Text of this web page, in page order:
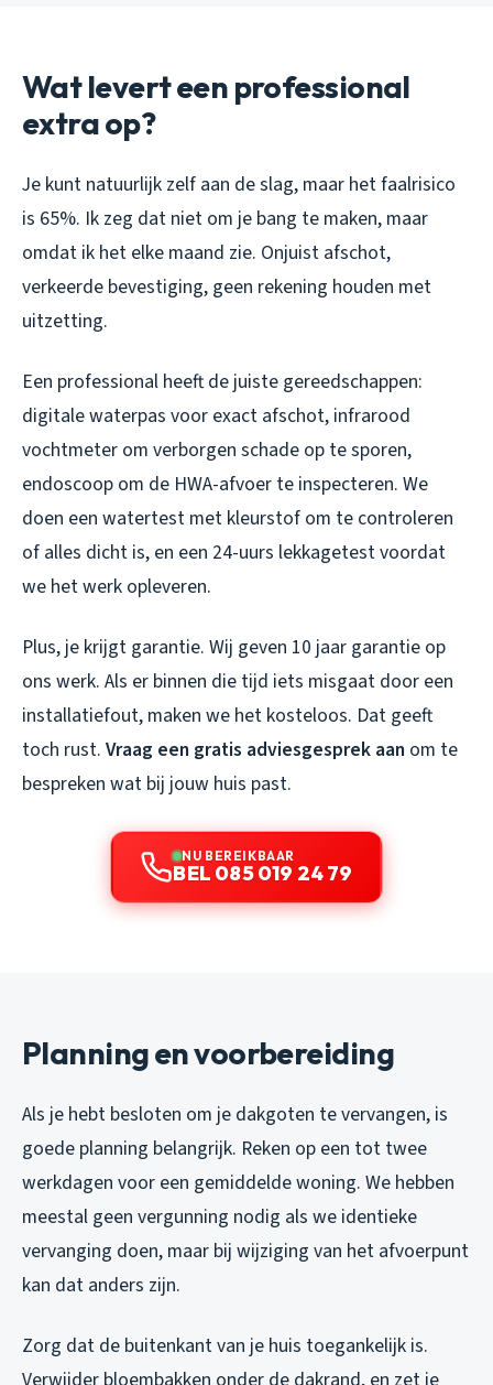
Wat levert een professional
extra op?
Je kunt natuurlijk zelf aan de slag, maar het faalrisico
is 65%. Ik zeg dat niet om je bang te maken, maar
omdat ik het elke maand zie. Onjuist afschot,
verkeerde bevestiging, geen rekening houden met
uitzetting.
Een professional heeft de juiste gereedschappen:
digitale waterpas voor exact afschot, infrarood
vochtmeter om verborgen schade op te sporen,
endoscoop om de HWA-afvoer te inspecteren. We
doen een watertest met kleurstof om te controleren
of alles dicht is, en een 24-uurs lekkagetest voordat
we het werk opleveren.
Plus, je krijgt garantie. Wij geven 10 jaar garantie op
ons werk. Als er binnen die tijd iets misgaat door een
installatiefout, maken we het kosteloos. Dat geeft
toch rust. Vraag een gratis adviesgesprek aan om te
bespreken wat bij jouw huis past.
NU BEREIKBAAR
BEL 085 019 24 79
Planning en voorbereiding
Als je hebt besloten om je dakgoten te vervangen, is
goede planning belangrijk. Reken op een tot twee
werkdagen voor een gemiddelde woning. We hebben
meestal geen vergunning nodig als we identieke
vervanging doen, maar bij wijziging van het afvoerpunt
kan dat anders zijn.
Zorg dat de buitenkant van je huis toegankelijk is.